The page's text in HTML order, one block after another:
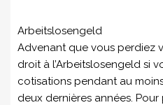
Arbeitslosengeld
Advenant que vous perdiez
droit à l’Arbeitslosengeld si
cotisations pendant au
deux dernières années. Pour